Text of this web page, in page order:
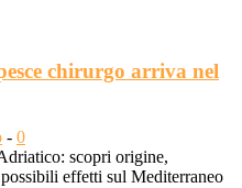
chirurgo arriva nel
- 0
scopri origine,
effetti sul Mediterraneo